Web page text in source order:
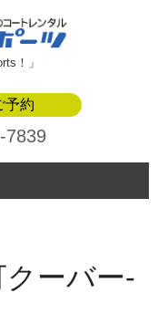
！」
予約
7839
ーバー-